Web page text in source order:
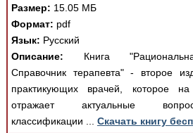
Размер: 15.05 МБ
Формат: pdf
Язык: Русский
Описание: Книга
Справочник терапевта" - второе
практикующих врачей, которое
отражает актуальные
классификации ... Скачать книгу